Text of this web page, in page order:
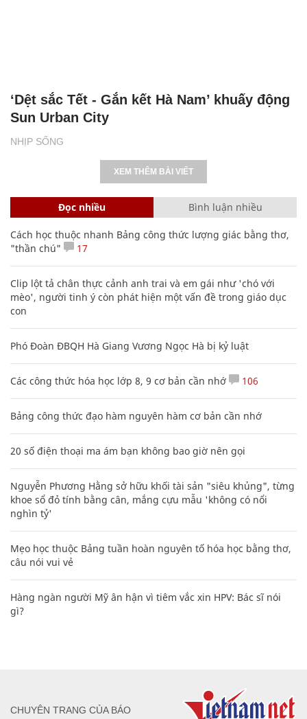
NHỊP SỐNG
‘Dệt sắc Tết - Gắn kết Hà Nam’ khuấy động
Sun Urban City
XEM THÊM BÀI VIẾT
Đọc nhiều Bình luận nhiều
Cách học thuộc nhanh Bảng công thức lượng giác bằng thơ,
"thần chú"
17
Clip lột tả chân thực cảnh anh trai và em gái như 'chó với
mèo', người tinh ý còn phát hiện một vấn đề trong giáo dục
con
Phó Đoàn ĐBQH Hà Giang Vương Ngọc Hà bị kỷ luật
Các công thức hóa học lớp 8, 9 cơ bản cần nhớ 106
Bảng công thức đạo hàm nguyên hàm cơ bản cần nhớ
20 số điện thoại ma ám bạn không bao giờ nên gọi
Nguyễn Phương Hằng sở hữu khối tài sản "siêu khủng", từng
khoe sổ đỏ tính bằng cân, mắng cựu mẫu 'không có nổi
nghìn tỷ'
Mẹo học thuộc Bảng tuần hoàn nguyên tố hóa học bằng thơ,
câu nói vui vẻ
Hàng ngàn người Mỹ ân hận vì tiêm vắc xin HPV: Bác sĩ nói
gì?
CHUYÊN TRANG CỦA BÁO